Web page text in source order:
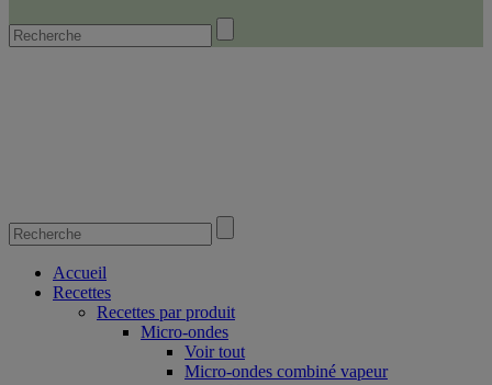
Accueil
Recettes
Recettes par produit
Micro-ondes
Voir tout
Micro-ondes combiné vapeur